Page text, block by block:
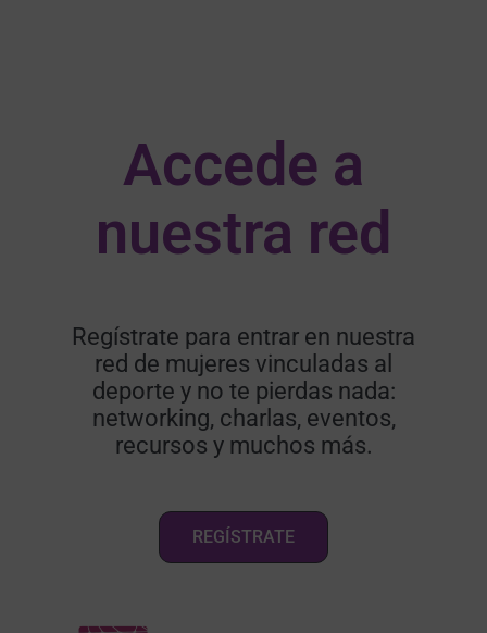
Accede a
nuestra red​
Regístrate para entrar en nuestra
red de mujeres vinculadas al
deporte y no te pierdas nada:
networking, charlas, eventos,
recursos y muchos más.
REGÍSTRATE